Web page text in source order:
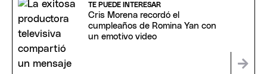
TE PUEDE INTERESAR
Cris Morena recordó el
cumpleaños de Romina Yan con
un emotivo video